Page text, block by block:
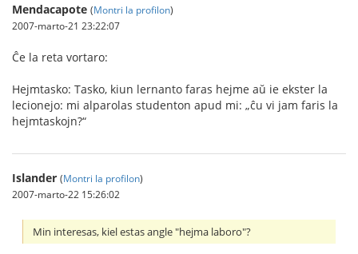
Mendacapote (Montri la profilon)
2007-marto-21 23:22:07
Ĉe la reta vortaro:
Hejmtasko: Tasko, kiun lernanto faras hejme aŭ ie ekster la
lecionejo: mi alparolas studenton apud mi: „ĉu vi jam faris la
hejmtaskojn?“
Islander (Montri la profilon)
2007-marto-22 15:26:02
Min interesas, kiel estas angle "hejma laboro"?